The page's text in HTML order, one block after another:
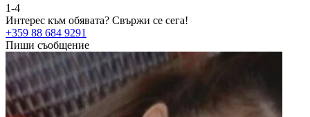
1-4
Интерес към обявата? Свържи се сега!
+359 88 684 9291
Пиши съобщение